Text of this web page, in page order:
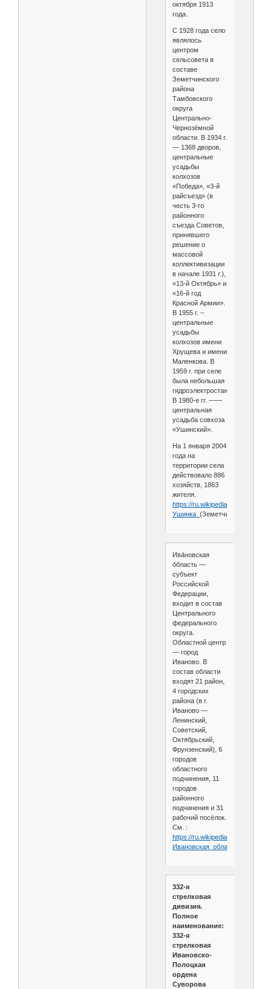
октября 1913
года.
С 1928 года село
являлось
центром
сельсовета в
составе
Земетчинского
района
Тамбовского
округа
Центрально-
Чернозёмной
области. В 1934 г.
— 1368 дворов,
центральные
усадьбы
колхозов
«Победа», «3-й
райсъезд» (в
честь 3-го
районного
съезда Советов,
принявшего
решение о
массовой
коллективизации
в начале 1931 г.),
«13-й Октябрь» и
«16-й год
Красной Армии».
В 1955 г. –
центральные
усадьбы
колхозов имени
Хрущева и имени
Маленкова. В
1959 г. при селе
была небольшая
гидроэлектростанция.
В 1980-е гг. ——
центральная
усадьба совхоза
«Ушинский».
На 1 января 2004
года на
территории села
действовало 886
хозяйств, 1863
жителя.
https://ru.wikipedia.org/wiki/
Ушинка_ (Земетчинский_район)
Ива́новская
о́бласть —
субъект
Российской
Федерации,
входит в состав
Центрального
федерального
округа.
Областной центр
— город
Иваново. B
состав области
входят 21 район,
4 городских
района (в г.
Иваново —
Ленинский,
Советский,
Октябрьский,
Фрунзенский), 6
городов
областного
подчинения, 11
городов
районного
подчинения и 31
рабочий посёлок.
См. :
https://ru.wikipedia.org/wiki/
Ивановская_область
332-я
стрелковая
дивизия.
Полное
наименование:
332-я
стрелковая
Ивановско-
Полоцкая
ордена
Суворова